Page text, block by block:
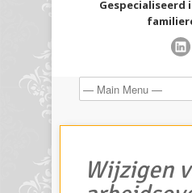
Gespecialiseerd
Wijzigen